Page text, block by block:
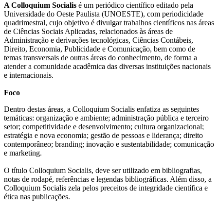
A Colloquium Socialis é um periódico científico editado pela
Universidade do Oeste Paulista (UNOESTE), com periodicidade
quadrimestral, cujo objetivo é divulgar trabalhos científicos nas áreas
de Ciências Sociais Aplicadas, relacionados às áreas de
Administração e derivações tecnológicas, Ciências Contábeis,
Direito, Economia, Publicidade e Comunicação, bem como de
temas transversais de outras áreas do conhecimento, de forma a
atender a comunidade acadêmica das diversas instituições nacionais
e internacionais.
Foco
Dentro destas áreas, a Colloquium Socialis enfatiza as seguintes
temáticas: organização e ambiente; administração pública e terceiro
setor; competitividade e desenvolvimento; cultura organizacional;
estratégia e nova economia; gestão de pessoas e liderança; direito
contemporâneo; branding; inovação e sustentabilidade; comunicação
e marketing.
O título Colloquium Socialis, deve ser utilizado em bibliografias,
notas de rodapé, referências e legendas bibliográficas. Além disso, a
Colloquium Socialis zela pelos preceitos de integridade científica e
ética nas publicações.